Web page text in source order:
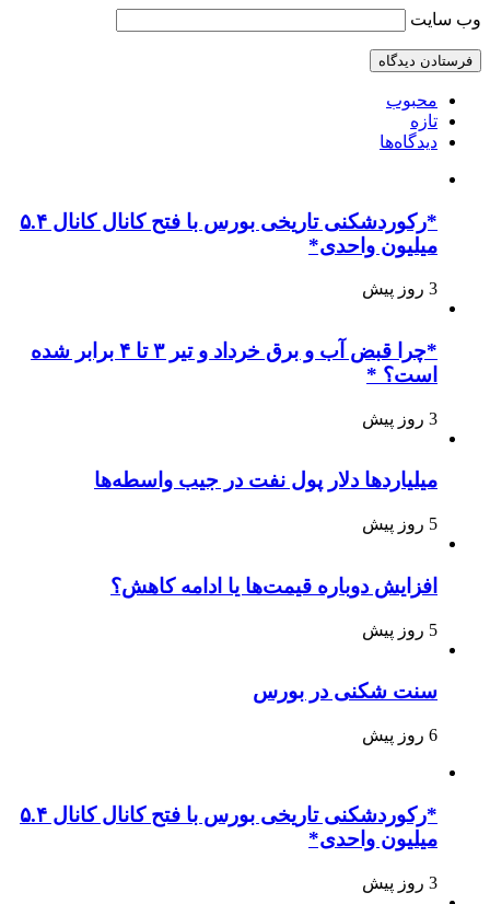
وب‌ سایت
محبوب
تازه
دیدگاه‌ها
*رکوردشکنی تاریخی بورس با فتح کانال کانال ۵.۴
میلیون واحدی*
3 روز پیش
*چرا قبض آب و برق خرداد و تیر ۳ تا ۴ برابر شده
است؟ *
3 روز پیش
میلیاردها دلار پول نفت در جیب واسطه‌ها
5 روز پیش
افزایش دوباره قیمت‌ها یا ادامه کاهش؟
5 روز پیش
سنت شکنی در بورس
6 روز پیش
*رکوردشکنی تاریخی بورس با فتح کانال کانال ۵.۴
میلیون واحدی*
3 روز پیش